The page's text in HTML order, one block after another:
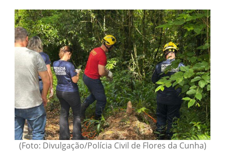
(Foto: Divulgação/Polícia Civil de Flores da Cunha)